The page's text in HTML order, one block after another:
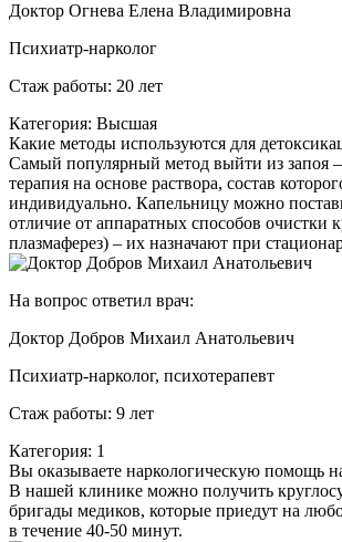
Доктор Огнева Елена Владимировна
Психиатр-нарколог
Стаж работы: 20 лет
Категория: Высшая
Какие методы используются для
Самый популярный метод выйти из запоя –
терапия на основе раствора, состав
индивидуально. Капельницу можно
отличие от аппаратных способов
плазмаферез) – их назначают при
На вопрос ответил врач:
Доктор Добров Михаил Анатольевич
Психиатр-нарколог, психотерапевт
Стаж работы: 9 лет
Категория: 1
Вы оказываете наркологическую помощь
В нашей клинике можно получить
бригады медиков, которые приедут на
в течение 40-50 минут.